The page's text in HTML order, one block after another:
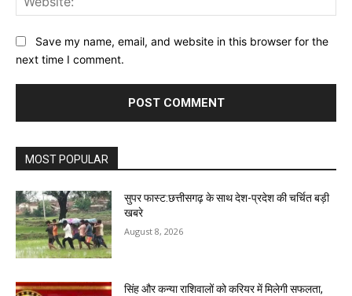
Save my name, email, and website in this browser for the
next time I comment.
MOST POPULAR
सुपर फास्ट:छत्तीसगढ़ के साथ देश-प्रदेश की चर्चित बड़ी
खबरे
August 8, 2026
सिंह और कन्या राशिवालों को करियर में मिलेगी सफलता,